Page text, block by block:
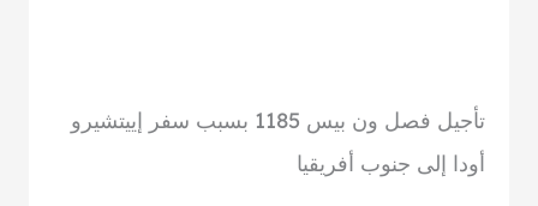
تأجيل فصل ون بيس 1185 بسبب سفر إييتشيرو
أودا إلى جنوب أفريقيا